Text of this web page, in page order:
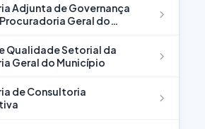
Adjunta de Governança
Geral do
Qualidade Setorial da
Geral do Município
de Consultoria